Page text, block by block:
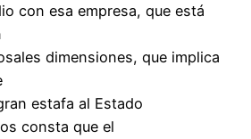
con esa empresa, que está
dimensiones, que implica
estafa al Estado
consta que el